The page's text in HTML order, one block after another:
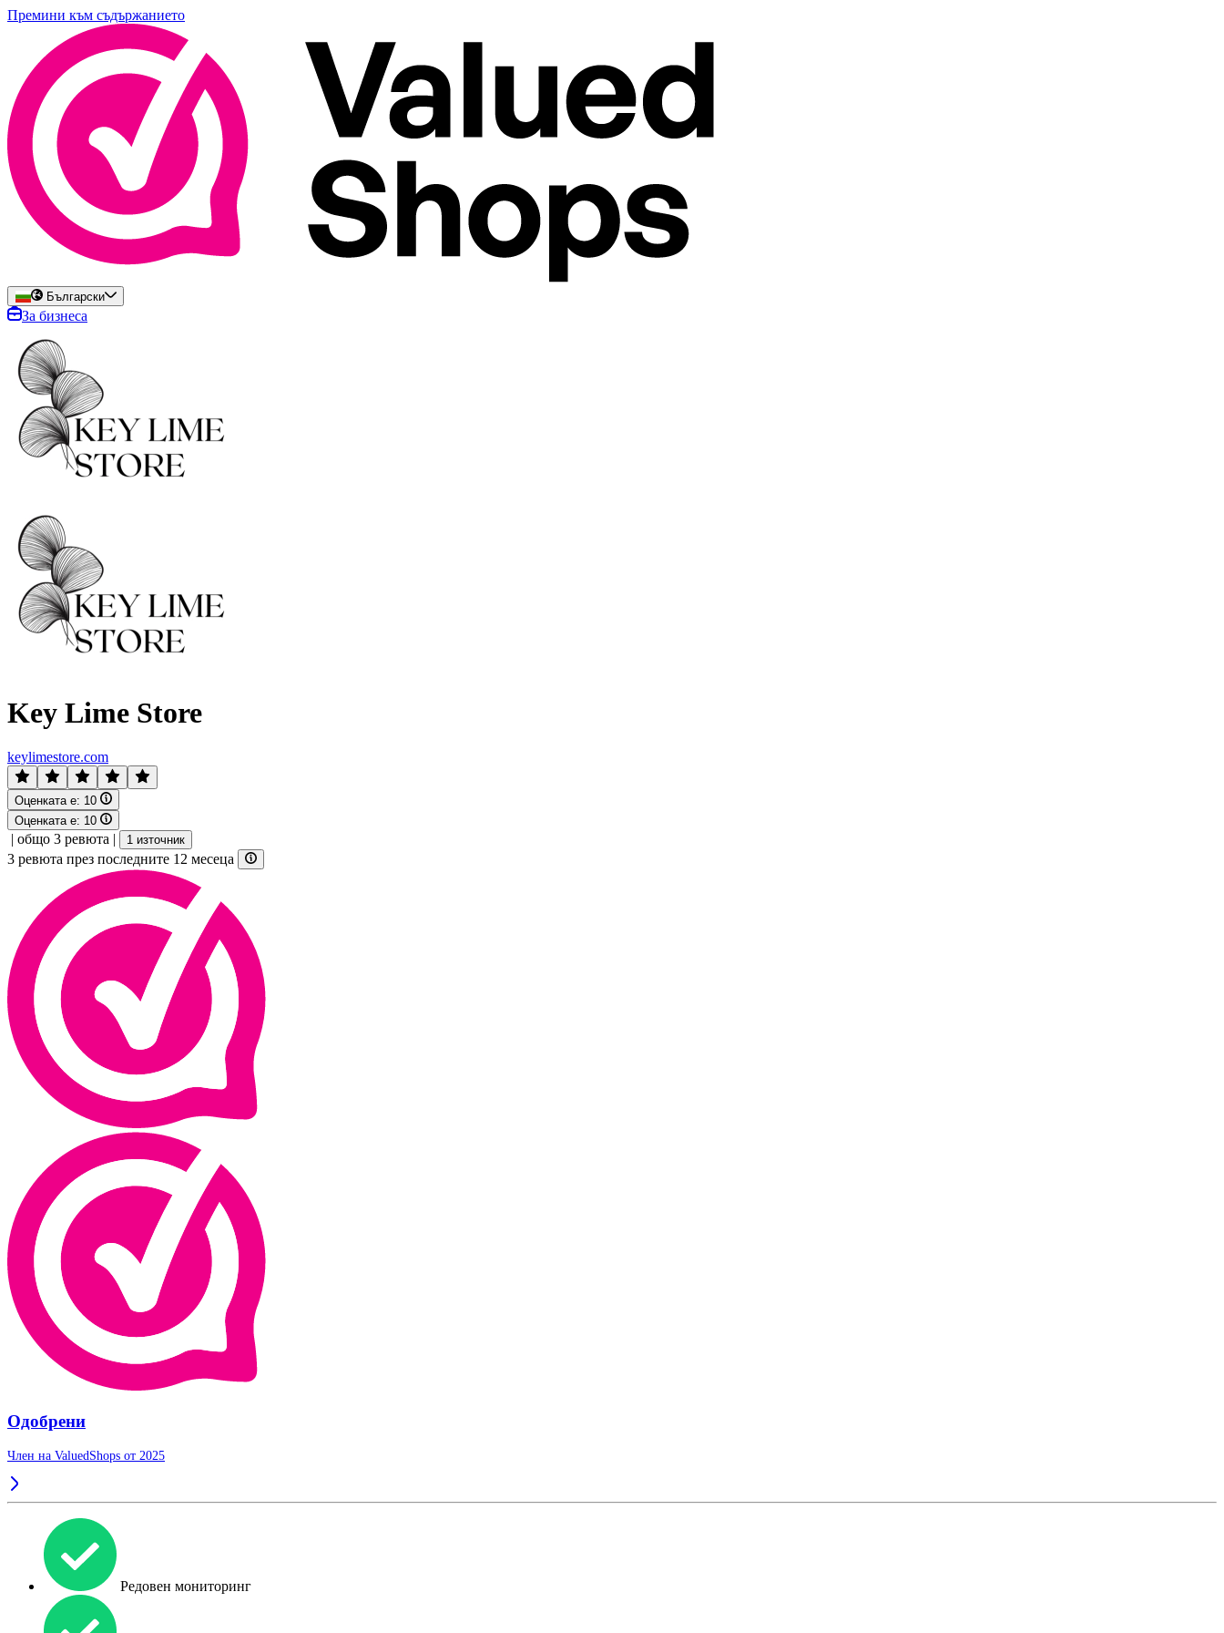
Премини към съдържанието
Български
За бизнеса
Key Lime Store
keylimestore.com
Оценката е: 10
Оценката е: 10
| общо 3 ревюта | 1 източник
3 ревюта през последните 12 месеца
Одобрени
Член на ValuedShops от 2025
Редовен мониторинг